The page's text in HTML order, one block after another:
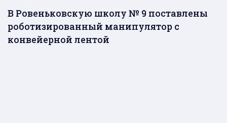
В Ровеньковскую школу № 9 поставлены
роботизированный манипулятор с
конвейерной лентой